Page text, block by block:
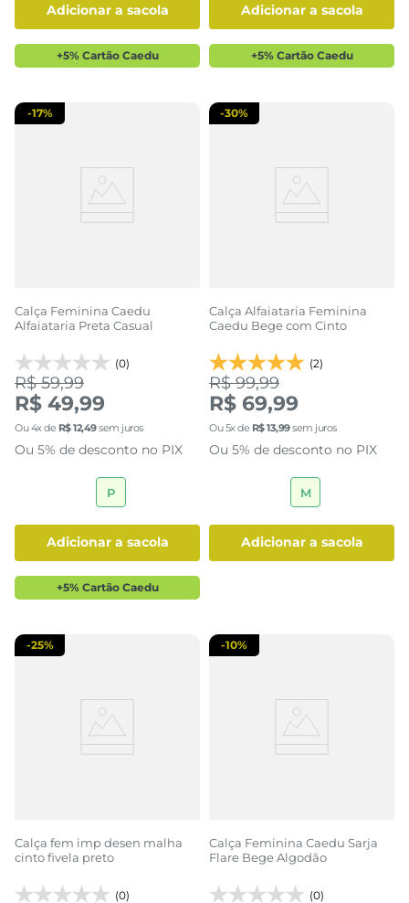
adicionar a sacola
+5% Cartão Caedu
adicionar a sacola
+5% Cartão Caedu
Calça Feminina Caedu
Alfaiataria Preta Casual
(0)
-17%
R$ 59,99
R$ 49,99
Ou4x de R$12,49sem juros
Ou 5% de desconto no PIX
P
adicionar a sacola
+5% Cartão Caedu
Calça Alfaiataria Feminina
Caedu Bege com Cinto
(2)
-30%
R$ 99,99
R$ 69,99
Ou5x de R$13,99sem juros
Ou 5% de desconto no PIX
M
adicionar a sacola
Calça fem imp desen malha
cinto fivela preto
(0)
-25%
Calça Feminina Caedu Sarja
Flare Bege Algodão
(0)
-10%